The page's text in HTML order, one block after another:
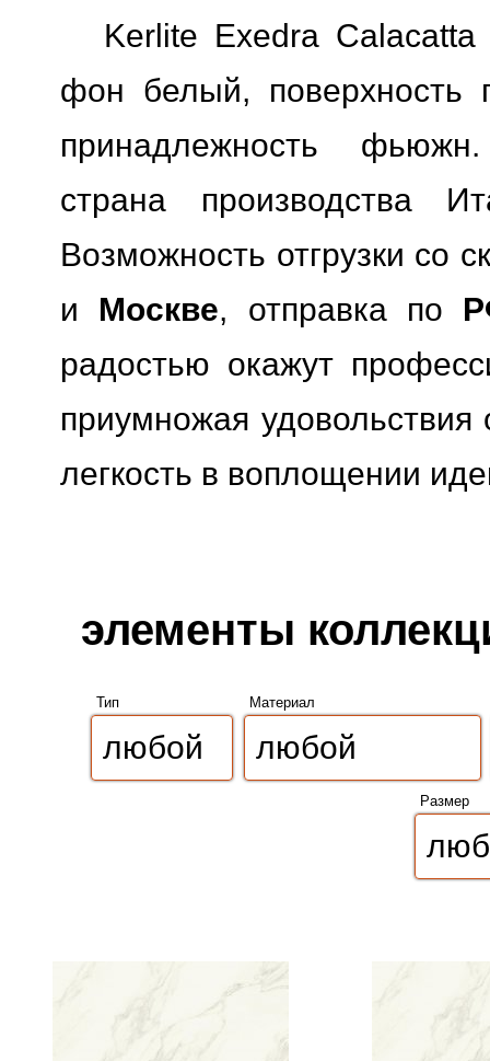
Kerlite Exedra
фон белый, поверхность
принадлежность
страна производства
Возможность отгрузки со
и Москве, отправка по
радостью окажут
приумножая
легкость в воплощении
элементы
Тип Материал
Размер